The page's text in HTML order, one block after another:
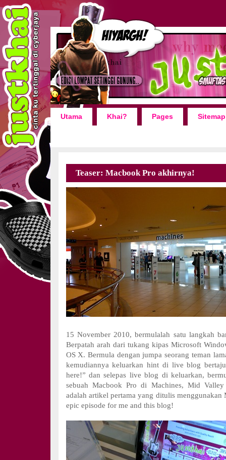
Utama Khai? Pages Sitemap
Teaser: Macbook Pro akhirnya!
15 November 2010, bermulalah satu langkah
Berpatah arah dari tukang kipas Microsoft
OS X. Bermula dengan jumpa seorang teman
kemudiannya keluarkan hint di live blog
here!” dan selepas live blog di keluarkan,
sebuah Macbook Pro di Machines, Mid
adalah artikel pertama yang ditulis menggunakan
epic episode for me and this blog!